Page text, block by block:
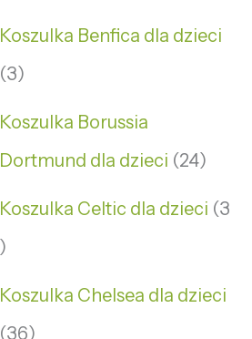
Koszulka Benfica dla dzieci
3
Koszulka Borussia
Dortmund dla dzieci 24
Koszulka Celtic dla dzieci 3
Koszulka Chelsea dla dzieci
36